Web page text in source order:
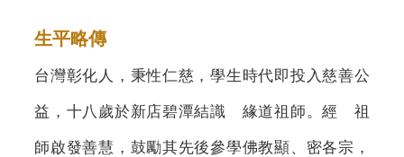
生平略傳
台灣彰化人，秉性仁慈，學生時代即投入慈善公
益，十八歲於新店碧潭結識 緣道祖師。經 祖
師啟發善慧，鼓勵其先後參學佛教顯、密各宗，